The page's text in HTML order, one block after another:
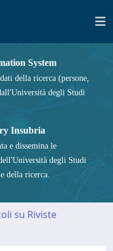
System
della ricerca (persone,
degli Studi
Insubria
e dissemina le
degli Studi
della ricerca.
su Riviste